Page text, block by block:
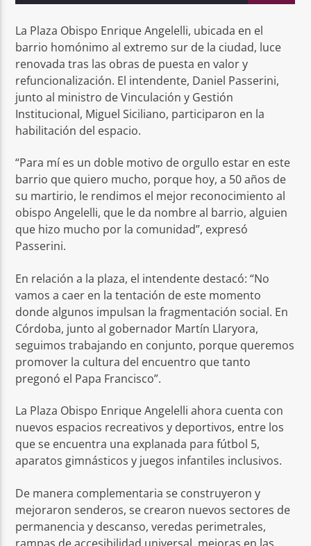
La Plaza Obispo Enrique Angelelli, ubicada en el
barrio homónimo al extremo sur de la ciudad, luce
renovada tras las obras de puesta en valor y
refuncionalización. El intendente, Daniel Passerini,
junto al ministro de Vinculación y Gestión
Institucional, Miguel Siciliano, participaron en la
habilitación del espacio.
“Para mí es un doble motivo de orgullo estar en este
barrio que quiero mucho, porque hoy, a 50 años de
su martirio, le rendimos el mejor reconocimiento al
obispo Angelelli, que le da nombre al barrio, alguien
que hizo mucho por la comunidad”, expresó
Passerini.
En relación a la plaza, el intendente destacó: “No
vamos a caer en la tentación de este momento
donde algunos impulsan la fragmentación social. En
Córdoba, junto al gobernador Martín Llaryora,
seguimos trabajando en conjunto, porque queremos
promover la cultura del encuentro que tanto
pregonó el Papa Francisco”.
La Plaza Obispo Enrique Angelelli ahora cuenta con
nuevos espacios recreativos y deportivos, entre los
que se encuentra una explanada para fútbol 5,
aparatos gimnásticos y juegos infantiles inclusivos.
De manera complementaria se construyeron y
mejoraron senderos, se crearon nuevos sectores de
permanencia y descanso, veredas perimetrales,
rampas de accesibilidad universal, mejoras en las